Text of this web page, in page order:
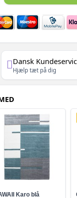
Dansk
Hjælp tæt på dig
Karo blå